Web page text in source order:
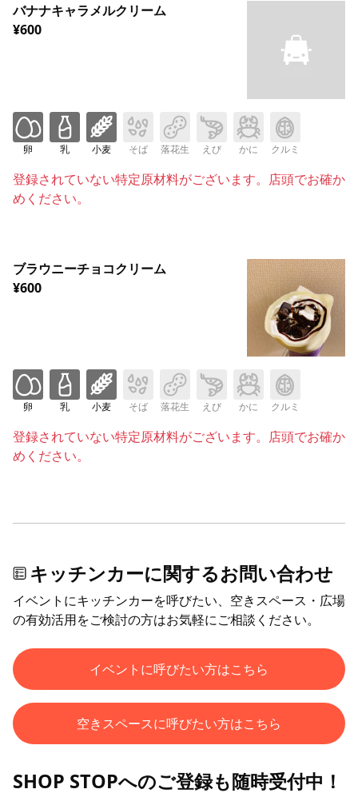
バナナキャラメルクリーム
¥600
卵 乳 小麦 そば 落花生 えび かに クルミ
登録されていない特定原材料がございます。店頭でお確か
めください。
ブラウニーチョコクリーム
¥600
卵 乳 小麦 そば 落花生 えび かに クルミ
登録されていない特定原材料がございます。店頭でお確か
めください。
キッチンカーに関するお問い合わせ
イベントにキッチンカーを呼びたい、空きスペース・広場
の有効活用をご検討の方はお気軽にご相談ください。
イベントに呼びたい方はこちら
空きスペースに呼びたい方はこちら
SHOP STOPへのご登録も随時受付中！